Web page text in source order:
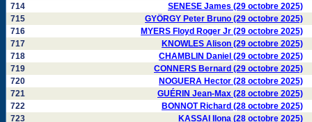
714
SENESE James (29 octobre 2025)
715
GYÖRGY Peter Bruno (29 octobre 2025)
716
MYERS Floyd Roger Jr (29 octobre 2025)
717
KNOWLES Alison (29 octobre 2025)
718
CHAMBLIN Daniel (29 octobre 2025)
719
CONNERS Bernard (29 octobre 2025)
720
NOGUERA Hector (28 octobre 2025)
721
GUÉRIN Jean-Max (28 octobre 2025)
722
BONNOT Richard (28 octobre 2025)
723
KASSAI Ilona (28 octobre 2025)